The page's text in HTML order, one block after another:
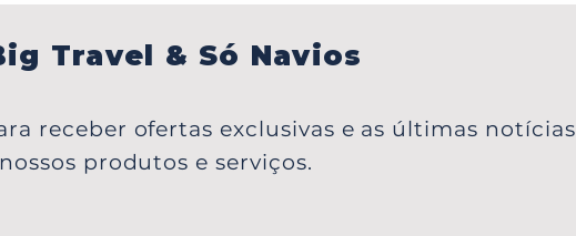
Travel & Só Navios
receber ofertas exclusivas e as últimas notícias
produtos e serviços.